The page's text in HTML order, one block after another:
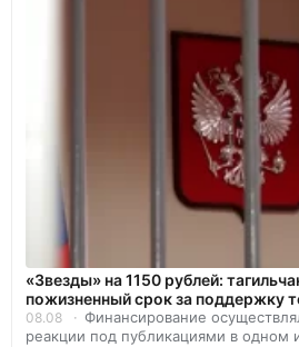
«Звезды» на 1150 рублей:
пожизненный срок за поддержку
08.08
Финансирование
реакции под публикациями в одном